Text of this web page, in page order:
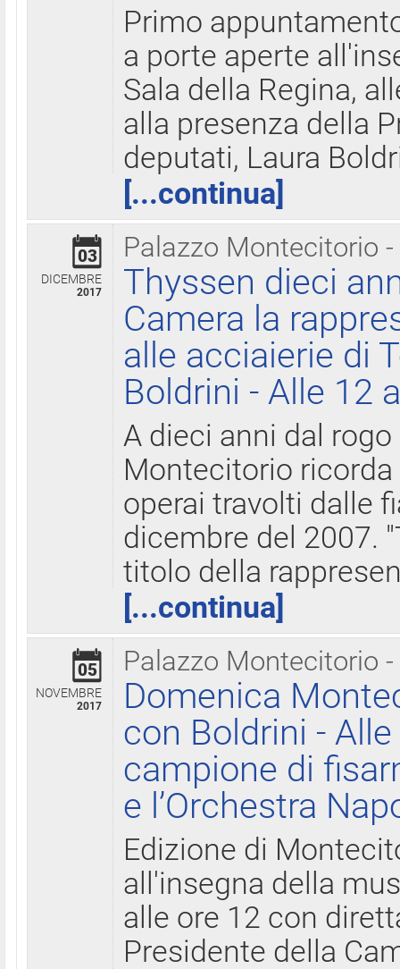
Primo
a porte aperte
Sala della Regina,
alla presenza della
deputati, Laura
[...continua]
Palazzo Montecitorio
03
DICEMBRE
2017
Thyssen dieci
Camera la
alle acciaierie di
Boldrini - Alle 12
A dieci anni dal
Montecitorio
operai travolti dalle
dicembre del 2007.
titolo della
[...continua]
Palazzo Montecitorio
05
NOVEMBRE
2017
Domenica
con Boldrini -
campione di
e l’Orchestra
Edizione di
all'insegna della
alle ore 12 con
Presidente della